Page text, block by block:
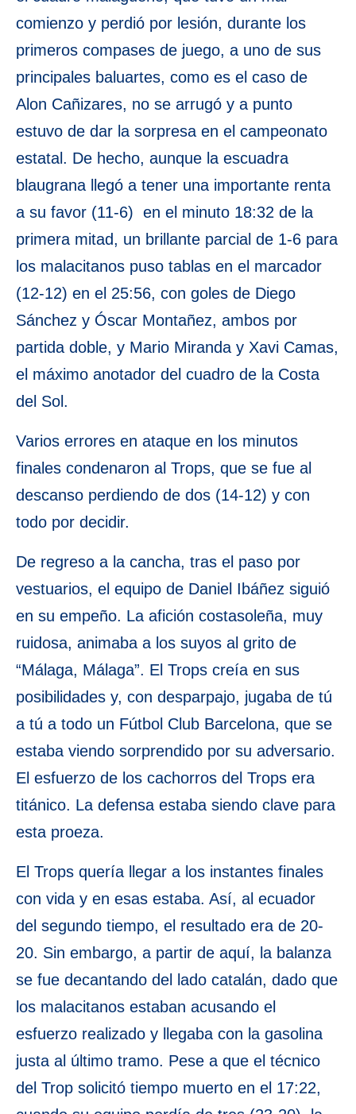
comienzo y perdió por lesión, durante los
primeros compases de juego, a uno de sus
principales baluartes, como es el caso de
Alon Cañizares, no se arrugó y a punto
estuvo de dar la sorpresa en el campeonato
estatal. De hecho, aunque la escuadra
blaugrana llegó a tener una importante renta
a su favor (11-6) en el minuto 18:32 de la
primera mitad, un brillante parcial de 1-6 para
los malacitanos puso tablas en el marcador
(12-12) en el 25:56, con goles de Diego
Sánchez y Óscar Montañez, ambos por
partida doble, y Mario Miranda y Xavi Camas,
el máximo anotador del cuadro de la Costa
del Sol.
Varios errores en ataque en los minutos
finales condenaron al Trops, que se fue al
descanso perdiendo de dos (14-12) y con
todo por decidir.
De regreso a la cancha, tras el paso por
vestuarios, el equipo de Daniel Ibáñez siguió
en su empeño. La afición costasoleña, muy
ruidosa, animaba a los suyos al grito de
“Málaga, Málaga”. El Trops creía en sus
posibilidades y, con desparpajo, jugaba de tú
a tú a todo un Fútbol Club Barcelona, que se
estaba viendo sorprendido por su adversario.
El esfuerzo de los cachorros del Trops era
titánico. La defensa estaba siendo clave para
esta proeza.
El Trops quería llegar a los instantes finales
con vida y en esas estaba. Así, al ecuador
del segundo tiempo, el resultado era de 20-
20. Sin embargo, a partir de aquí, la balanza
se fue decantando del lado catalán, dado que
los malacitanos estaban acusando el
esfuerzo realizado y llegaba con la gasolina
justa al último tramo. Pese a que el técnico
del Trop solicitó tiempo muerto en el 17:22,